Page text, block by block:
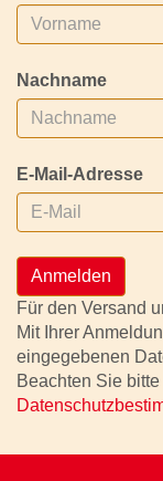
Nachname
E-Mail-Adresse
Anmelden
Für den Versand
Mit Ihrer
eingegebenen
Beachten Sie bitte